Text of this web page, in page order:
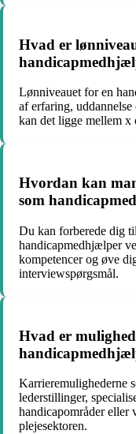
Hvad er
Lønniveauet for en
af erfaring,
kan det ligge mellem x
Hvordan kan
som
Du kan forberede dig
handicapmedhjælper
kompetencer og øve
interviewspørgsmål.
Hvad er
Karrieremulighederne
lederstillinger,
handicapområder eller
plejesektoren.